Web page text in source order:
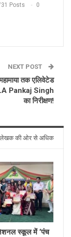
Posts 0
NEXT POST
तक एलिवेटेड
Pankaj Singh
का निरीक्षण!
लेखक की ओर से अधिक
स्कूल में ‘पंच